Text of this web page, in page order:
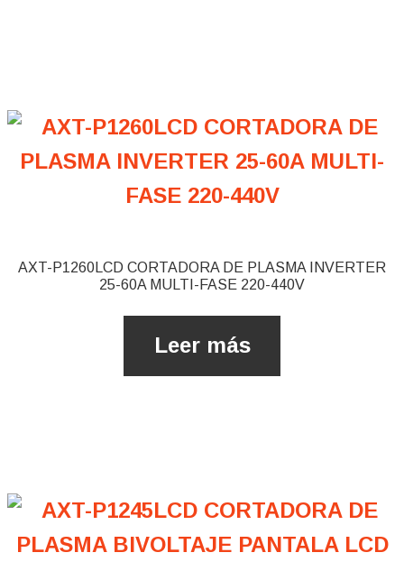
AXT-P1260LCD CORTADORA DE PLASMA INVERTER
25-60A MULTI-FASE 220-440V
Leer más